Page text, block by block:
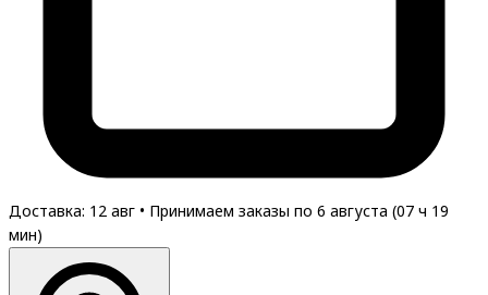
Доставка: 12 авг • Принимаем заказы по 6 августа (07 ч 19
мин)